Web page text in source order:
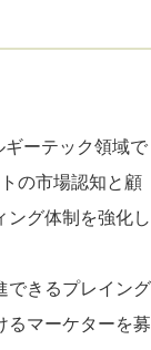
ーテック領域で
の市場認知と顧
ング体制を強化し
できるプレイング
るマーケターを募